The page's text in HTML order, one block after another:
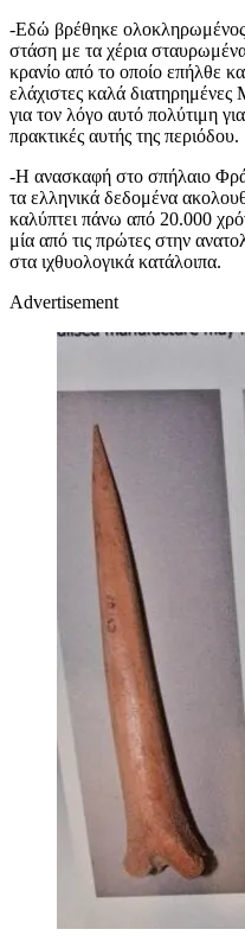
-Εδώ βρέθηκε
στάση με τα χέρια
κρανίο από το οποίο επήλθε
ελάχιστες καλά
για τον λόγο αυτό πολύτιμη
πρακτικές αυτής της περιόδου.
-Η ανασκαφή στο σπήλαιο
τα ελληνικά δεδομένα
καλύπτει πάνω από 20.000
μία από τις πρώτες στην
στα ιχθυολογικά κατάλοιπα.
Advertisement